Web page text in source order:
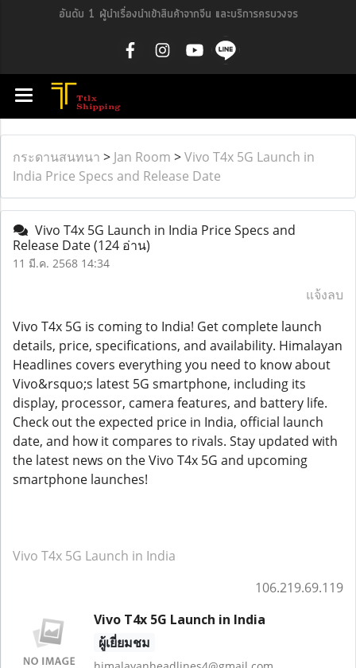
อันดับ 1 ผู้นำเรื่องนำเข้าสินค้าจากจีน และบริการครบวงจร
กระดานสนทนา > Jan Room >Vivo T4x 5G Launch in
India Price Specs and Release Date
Vivo T4x 5G Launch in India Price Specs and
Release Date(124 อ่าน)
11 มี.ค. 2568 14:34
แจ้งลบ
Vivo T4x 5G is coming to India! Get complete launch
details, price, specifications, and availability. Himalayan
Headlines covers everything you need to know about
Vivo&rsquo;s latest 5G smartphone, including its
display, processor, camera features, and battery life.
Check out the expected price in India, official launch
date, and how it compares to rivals. Stay updated with
the latest news on the Vivo T4x 5G and upcoming
smartphone launches!
Vivo T4x 5G Launch in India
106.219.69.119
Vivo T4x 5G Launch in India
ผู้เยี่ยมชม